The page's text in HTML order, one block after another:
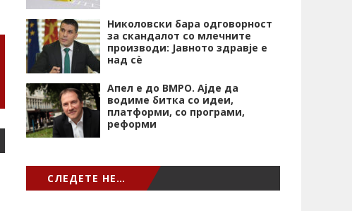
Николовски бара одговорност
за скандалот со млечните
производи: Јавното здравје е
над сѐ
Апел е до ВМРО. Ајде да
водиме битка со идеи,
платформи, со програми,
реформи
СЛЕДЕТЕ НЕ…